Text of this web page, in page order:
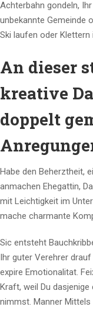
Achterbahn gondeln,
unbekannte Gemeinde
Ski laufen oder Klettern
An dieser
kreative
doppelt
Habe den Beherztheit,
anmachen Ehegattin,
mit Leichtigkeit im
mache charmante
Sic entsteht
Ihr guter Verehrer
expire Emotionalitat.
Kraft, weil Du
nimmst. Manner